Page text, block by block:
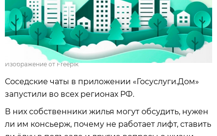
Изображение от Freepik
Соседские чаты в приложении «Госуслуги.Дом»
запустили во всех регионах РФ.
В них собственники жилья могут обсудить, нужен
ли им консьерж, почему не работает лифт, ставить